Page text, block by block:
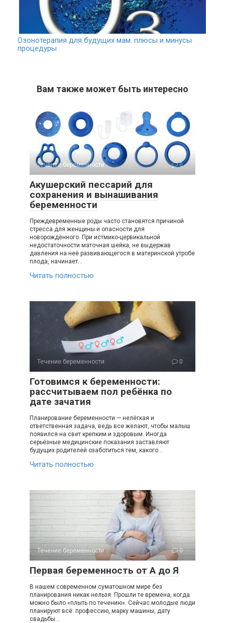
Озонотерапия для будущих мам: плюсы и минусы
процедуры
Вам также может быть интересно
Течение беременности 0
Акушерский пессарий для
сохранения и вынашивания
беременности
Преждевременные роды часто становятся причиной
стресса для женщины и опасности для
новорождённого. При истмико-цервикальной
недостаточности маточная шейка, не выдержав
давления на неё развивающегося в материнской утробе
плода, начинает…
Читать полностью
Течение беременности 0
Готовимся к беременности:
рассчитываем пол ребёнка по
дате зачатия
Планирование беременности — нелёгкая и
ответственная задача, ведь все желают, чтобы малыш
появился на свет крепким и здоровым. Иногда
серьёзные медицинские показания заставляют
будущих родителей озаботиться тем, какого…
Читать полностью
Течение беременности 0
Первая беременность от А до Я
В нашем современном суматошном мире без
планирования никак нельзя. Прошли те времена, когда
можно было «плыть по течению». Сейчас молодые люди
планируют всё: профессию, марку машины, дату
свадьбы…